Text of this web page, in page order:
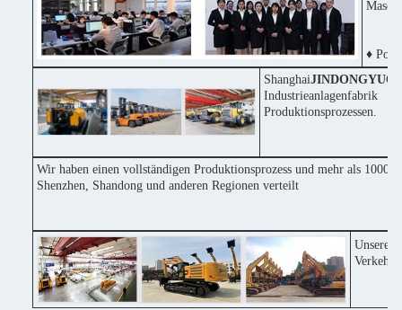
♦
ShanghaiJINDONGYU
Produktionsprozessen.
Wir haben einen vollständigen Produktionsprozess und mehr als 1000
Shenzhen, Shandong und anderen Regionen verteilt
Unsere